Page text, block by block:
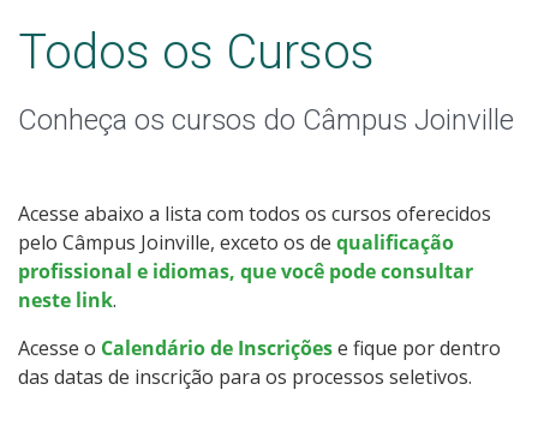
Técnicos Subsequentes
Qualificação Profissional e Idiomas
Especialização
Todos os cursos
Todos os Cursos
Conheça os cursos do Câmpus Joinville
Acesse abaixo a lista com todos os cursos oferecidos
pelo Câmpus Joinville, exceto os de qualificação
profissional e idiomas, que você pode consultar
neste link.
Acesse o Calendário de Inscriçõese fique por dentro
das datas de inscrição para os processos seletivos.